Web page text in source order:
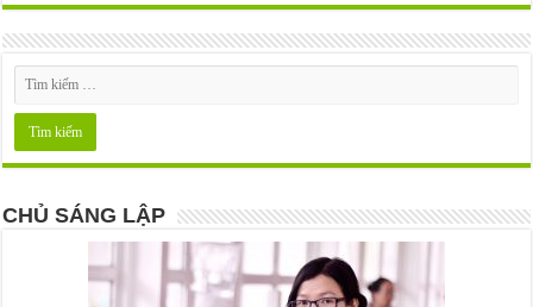
CHỦ SÁNG LẬP